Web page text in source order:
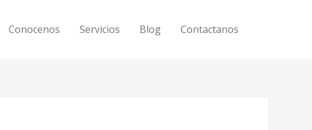
Conocenos Servicios Blog Contactanos